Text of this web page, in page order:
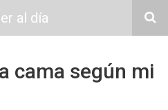
al día
cama según mi